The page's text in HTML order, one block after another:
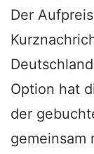
Der
Option hat
der
gemeinsam